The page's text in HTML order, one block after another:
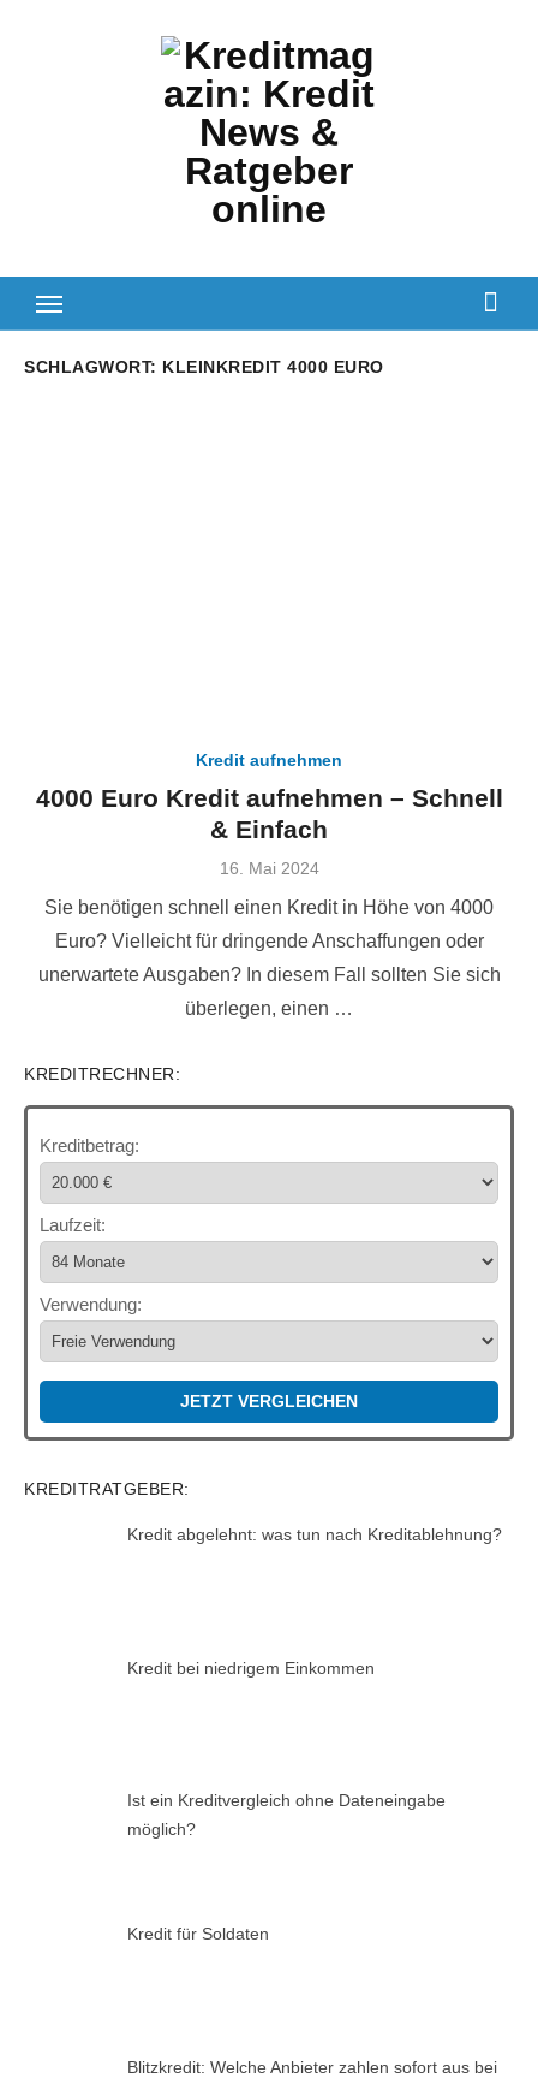
SCHLAGWORT: KLEINKREDIT 4000 EURO
Kredit aufnehmen
4000 Euro Kredit aufnehmen – Schnell
& Einfach
Veröffentlicht
16. Mai 2024
Sie benötigen schnell einen Kredit in Höhe von 4000
Euro? Vielleicht für dringende Anschaffungen oder
unerwartete Ausgaben? In diesem Fall sollten Sie sich
überlegen, einen …
KREDITRECHNER:
Kreditbetrag:
Laufzeit:
Verwendung:
JETZT VERGLEICHEN
KREDITRATGEBER:
Kredit abgelehnt: was tun nach Kreditablehnung?
Kredit bei niedrigem Einkommen
Ist ein Kreditvergleich ohne Dateneingabe
möglich?
Kredit für Soldaten
Blitzkredit: Welche Anbieter zahlen sofort aus bei